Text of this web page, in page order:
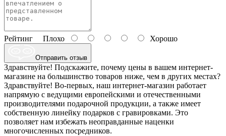
Рейтинг Плохо Хорошо
Отправить отзыв
Здравствуйте! Подскажите, почему цены в вашем интернет-
магазине на большинство товаров ниже, чем в других местах?
Здравствуйте! Во-первых, наш интернет-магазин работает
напрямую с ведущими европейскими и отечественными
производителями подарочной продукции, а также имеет
собственную линейку подарков с гравировками. Это
позволяет нам избежать неоправданные наценки
многочисленных посредников.